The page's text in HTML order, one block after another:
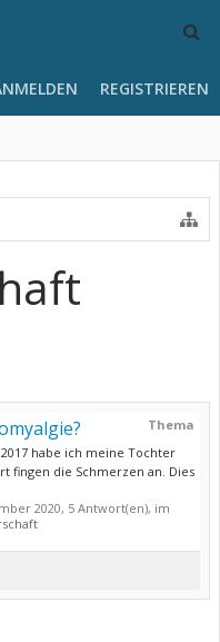
REGISTRIEREN
Thema
habe ich meine Tochter
fingen die Schmerzen an. Dies
2020, 5 Antwort(en), im